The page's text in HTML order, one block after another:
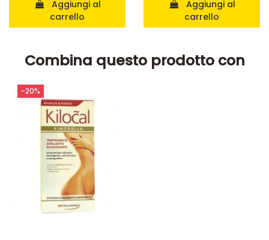
carrello
carrello
Combina questo prodotto con
-20%